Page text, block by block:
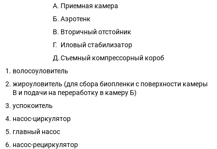
Приемная камера
Аэротенк
Вторичный отстойник
Иловый стабилизатор
Съемный компрессорный короб
волосоуловитель
жироуловитель (для сбора биопленки с поверхности камеры
В и подачи на переработку в камеру Б)
успокоитель
насос-циркулятор
главный насос
насос-рециркулятор